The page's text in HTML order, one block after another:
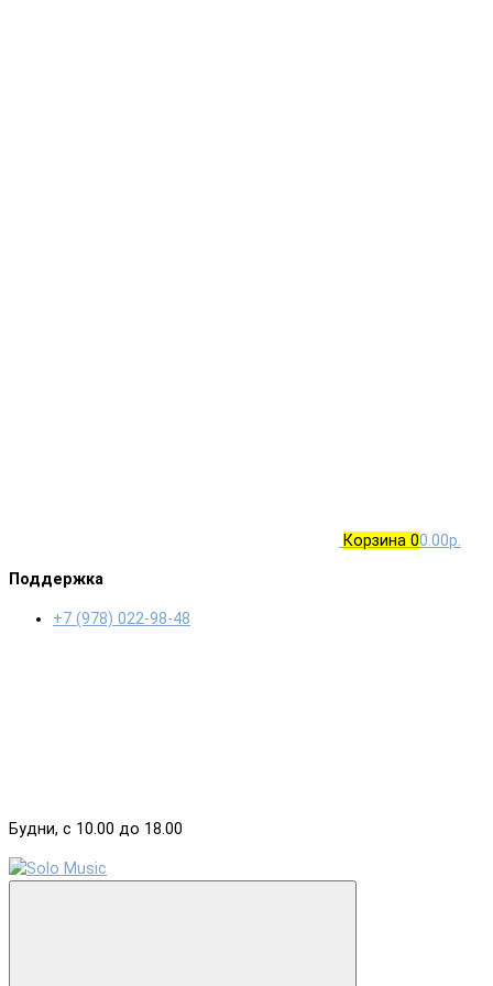
Корзина 00.00р.
Поддержка
+7 (978) 022-98-48
Будни, с 10.00 до 18.00